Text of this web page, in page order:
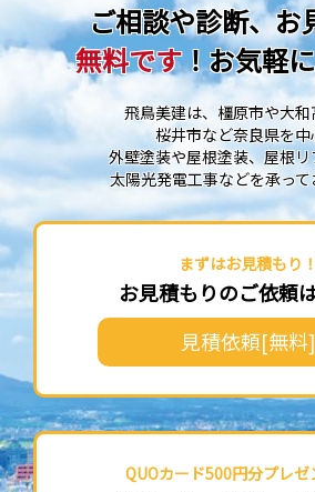
ご相談や診断、お
無料です！お気軽
飛鳥美建は、橿原市や大和
桜井市など奈良県を中
外壁塗装や屋根塗装、屋根
太陽光発電工事などを承って
まずはお見積もり！
お見積もりのご依頼
見積依頼[無料]
QUOカード500円分プレゼ